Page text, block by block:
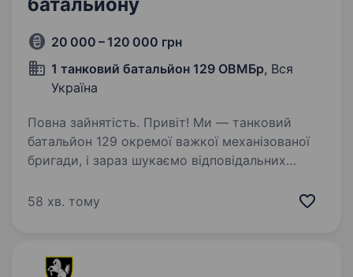
20 000 – 120 000 грн
1 танковий батальйон 129 ОВМБр, Вся
Україна
Повна зайнятість. Привіт! Ми — танковий
батальйон 129 окремої важкої механізованої
бригади, і зараз шукаємо відповідальних
в нашому батальйоні по всій Україні.
58 хв. тому